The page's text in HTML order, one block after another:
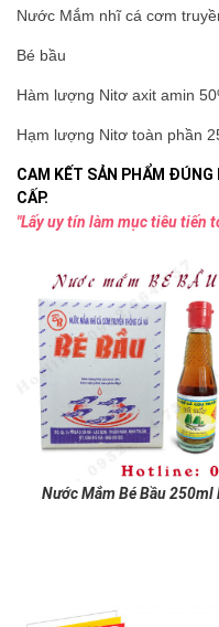
Nước Mắm nhĩ cá cơm
Bé bầu
Hàm lượng Nitơ axit amin
Hạm lượng Nitơ toàn phần
CAM KẾT SẢN PHẨM ĐÚNG
CẤP.
"Lấy uy tín làm mục tiêu tiến
Nước Mắm Bé Bầu